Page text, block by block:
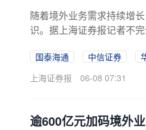
随着境外业务需求持续增
识。据上海证券报记者不
国泰海通 中信证券
上海证券报
06-08 07:31
逾600亿元加码境外